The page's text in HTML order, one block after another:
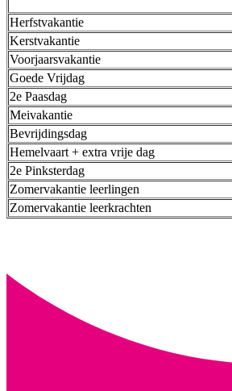
Herfstvakantie
Kerstvakantie
Voorjaarsvakantie
Goede Vrijdag
2e Paasdag
Meivakantie
Bevrijdingsdag
Hemelvaart + extra vrije dag
2e Pinksterdag
Zomervakantie leerlingen
Zomervakantie leerkrachten